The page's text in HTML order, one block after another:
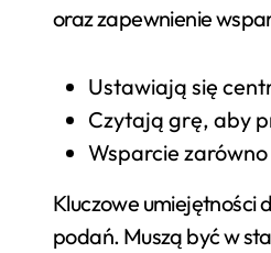
oraz zapewnienie
Ustawiają się
Czytają grę, aby
Wsparcie
Kluczowe umiejętności
podań. Muszą być w